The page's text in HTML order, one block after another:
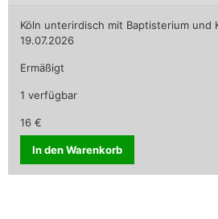
Köln unterirdisch mit Baptisterium und
19.07.2026
Ermäßigt
1 verfügbar
16 €
In den Warenkorb